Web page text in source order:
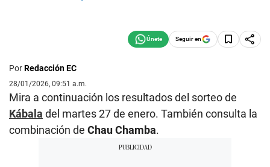
Seguir en
PorRedacción EC
28/01/2026, 09:51 a.m.
Mira a continuación los resultados del sorteo de
Kábala del martes 27 de enero. También consulta la
combinación de Chau Chamba.